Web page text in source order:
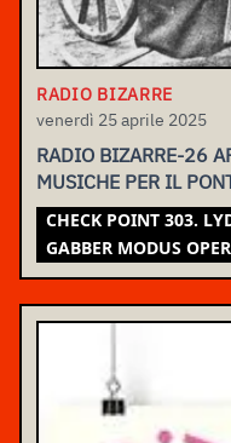
RADIO BIZARRE
venerdì 25 aprile 2025
RADIO BIZARRE-26
MUSICHE PER IL
CHECK POINT 303.
GABBER MODUS